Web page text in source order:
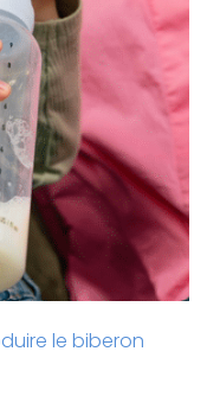
le biberon